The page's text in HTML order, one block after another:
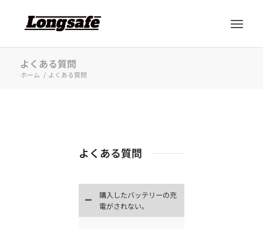
よくある質問
ホーム / よくある質問
よくある質問
購入したバッテリーの充
電がされない。